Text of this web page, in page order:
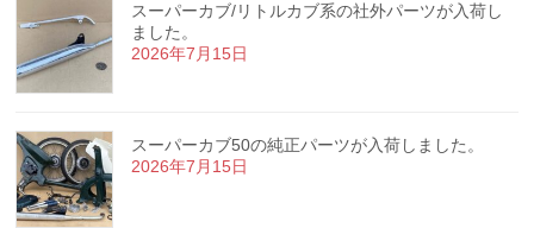
スーパーカブ/リトルカブ系の社外パーツが入荷し
ました。
2026年7月15日
スーパーカブ50の純正パーツが入荷しました。
2026年7月15日